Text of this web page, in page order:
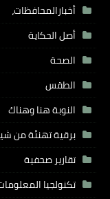
أخبارالمحافظات،
أصل الحكاية
الصحة
الطقس
النوبة هنا وهناك
برقية تهنئة من
تقارير صحفية
تكنولجيا